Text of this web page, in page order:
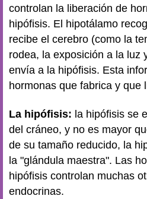
controlan la liberación de
hipófisis. El hipotálamo
recibe el cerebro (como la
rodea, la exposición a la luz
envía a la hipófisis. Esta
hormonas que fabrica y que
La hipófisis: la hipófisis se
del cráneo, y no es mayor
de su tamaño reducido, la
la "glándula maestra". Las
hipófisis controlan muchas
endocrinas.